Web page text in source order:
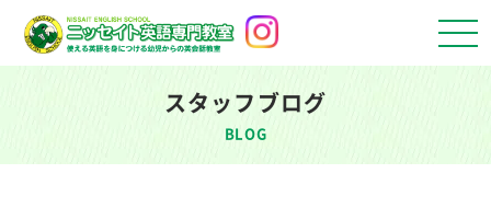
スタッフブログ
BLOG